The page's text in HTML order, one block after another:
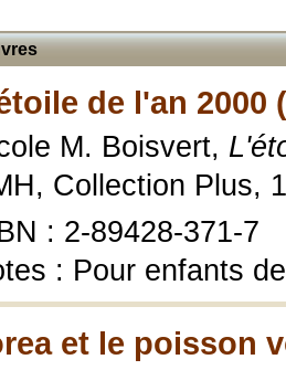
de l'an 2000
M. Boisvert,
Collection Plus,
: 2-89428-371-7
: Pour enfants
et le poisson